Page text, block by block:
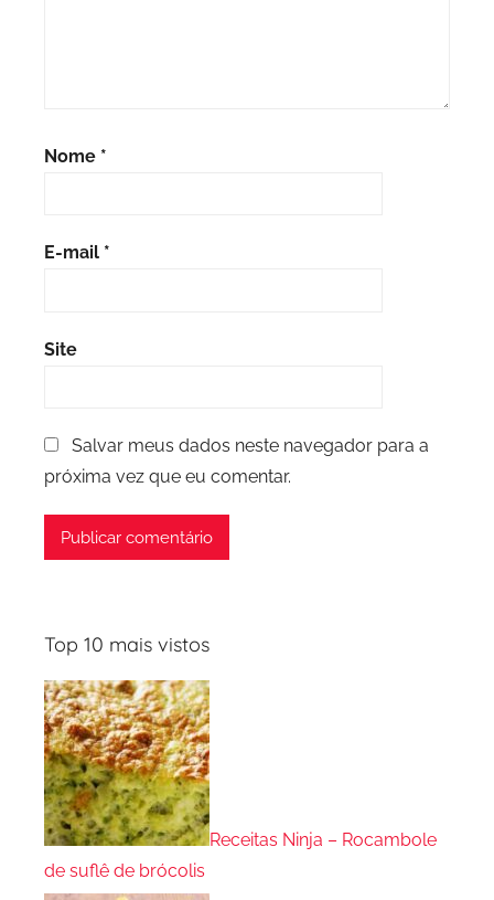
Nome *
E-mail *
Site
Salvar meus dados neste navegador para a
próxima vez que eu comentar.
Top 10 mais vistos
Receitas Ninja – Rocambole
de suflê de brócolis